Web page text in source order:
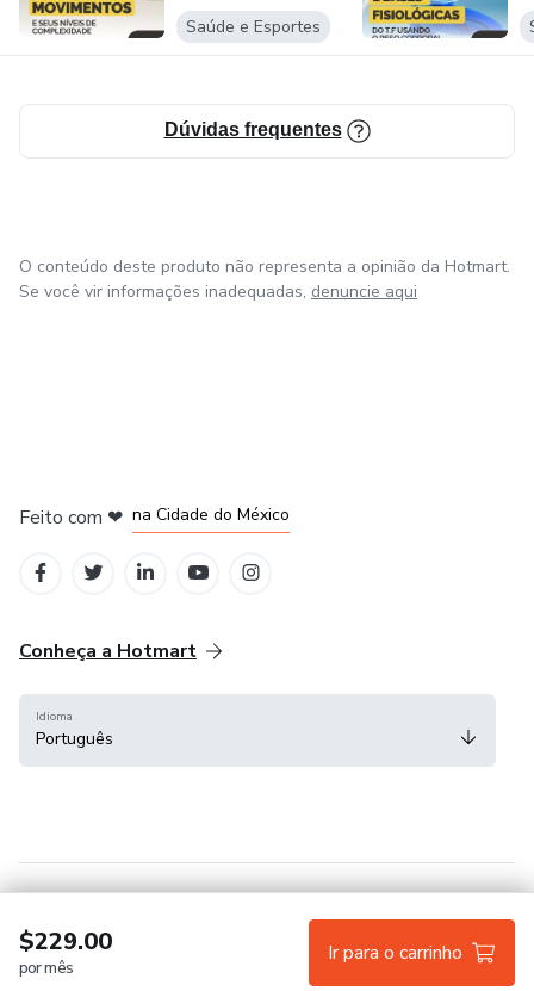
Saúde e Esportes
Dúvidas frequentes
$229.00
por mês
Ir para o carrinho
O conteúdo deste produto não representa a opinião da Hotmart.
Se você vir informações inadequadas, denuncie aqui
Feito com ❤ na Cidade do México
Conheça a Hotmart
Idioma
Português
Central de ajuda Privacidade
Hotmart — 2011-2026 © Todos os direitos reservados.